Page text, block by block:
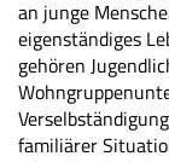
an junge
eigenständiges
gehören
familiärer